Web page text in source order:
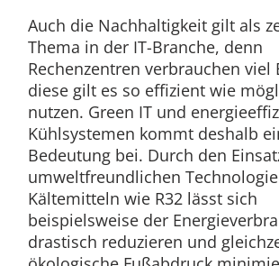
Auch die Nachhaltigkeit gilt als
Thema in der IT-Branche, denn
Rechenzentren verbrauchen viel
diese gilt es so effizient wie
nutzen. Green IT und
Kühlsystemen kommt deshalb
Bedeutung bei. Durch den
umweltfreundlichen
Kältemitteln wie R32 lässt sich
beispielsweise der
drastisch reduzieren und